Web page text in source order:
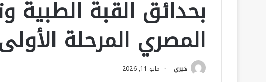
بحدائق القبة الطبية
المصري المرحلة الأولى
خيري مايو 11, 2026